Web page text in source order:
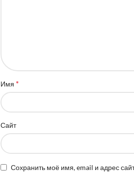
Имя *
Сайт
Сохранить моё имя, email и адрес